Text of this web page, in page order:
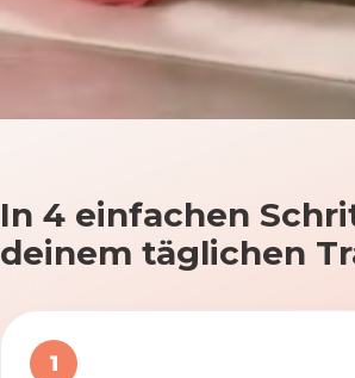
In 4 einfachen
deinem täglichen
1